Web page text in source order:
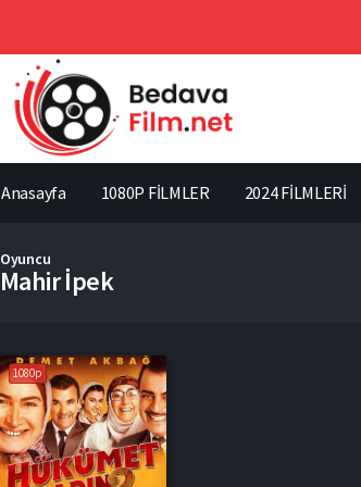
Anasayfa 1080P FİLMLER 2024 FİLMLERİ
Oyuncu
Mahir İpek
1080p